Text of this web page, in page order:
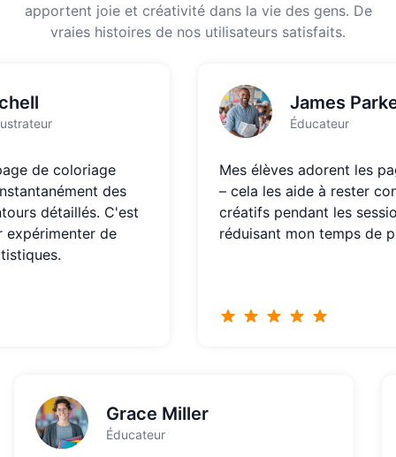
apportent joie et créativité dans la vie des gens. De
vraies histoires de nos utilisateurs satisfaits.
de coloriage
des
détaillés. C'est
expérimenter de
James
Éducateur
Mes élèves adorent les
– cela les aide à rester
créatifs pendant les
réduisant mon temps de
Grace Miller
Éducateur